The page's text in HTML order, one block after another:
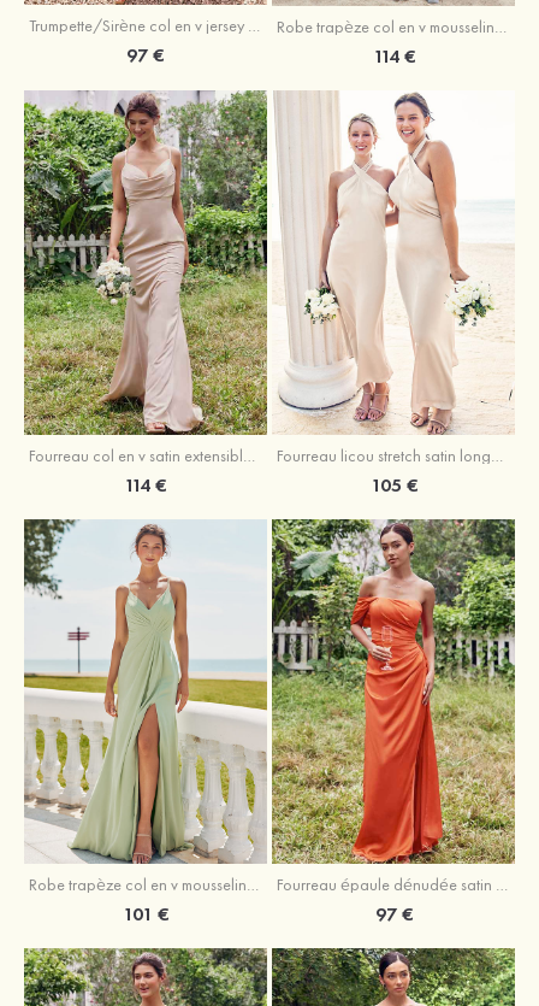
Trumpette/Sirène col en v jersey ras du sol robe de demoiselle d'honneur
97 € 114 €
Fourreau col en v satin extensible ras du sol robe de demoiselle d'honneur
114 €
Fourreau licou stretch satin longueur cheville robe de demoiselle d'honneur
105 €
Robe trapèze col en v mousseline ras du sol robe de demoiselle d'honneur
101 €
Fourreau épaule dénudée satin extensible ras du sol robe de demoiselle d'honneur
97 €